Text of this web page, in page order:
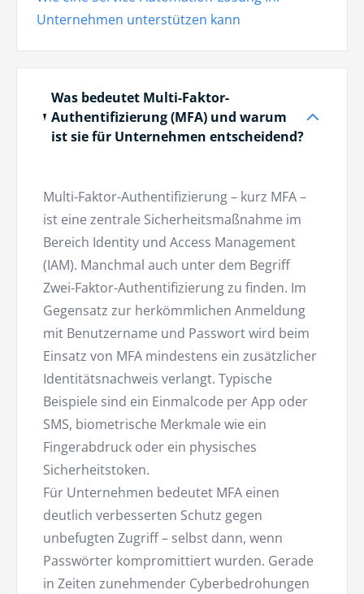
Unternehmen unterstützen kann
Was bedeutet Multi-Faktor-
Authentifizierung (MFA) und warum
ist sie für Unternehmen entscheidend?
Multi-Faktor-Authentifizierung – kurz MFA –
ist eine zentrale Sicherheitsmaßnahme im
Bereich Identity und Access Management
(IAM). Manchmal auch unter dem Begriff
Zwei-Faktor-Authentifizierung zu finden. Im
Gegensatz zur herkömmlichen Anmeldung
mit Benutzername und Passwort wird beim
Einsatz von MFA mindestens ein zusätzlicher
Identitätsnachweis verlangt. Typische
Beispiele sind ein Einmalcode per App oder
SMS, biometrische Merkmale wie ein
Fingerabdruck oder ein physisches
Sicherheitstoken.
Für Unternehmen bedeutet MFA einen
deutlich verbesserten Schutz gegen
unbefugten Zugriff – selbst dann, wenn
Passwörter kompromittiert wurden. Gerade
in Zeiten zunehmender Cyberbedrohungen